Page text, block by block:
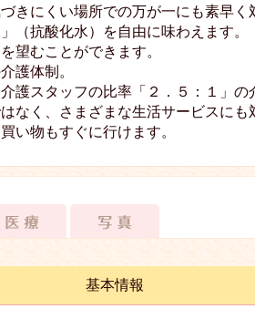
きにくい場所での万が一にも素早く
（抗酸化水）を自由に味わえます。
望むことができます。
護体制。
護スタッフの比率「２．５：１」の
なく、さまざまな生活サービスにも
い物もすぐに行けます。
基本情報